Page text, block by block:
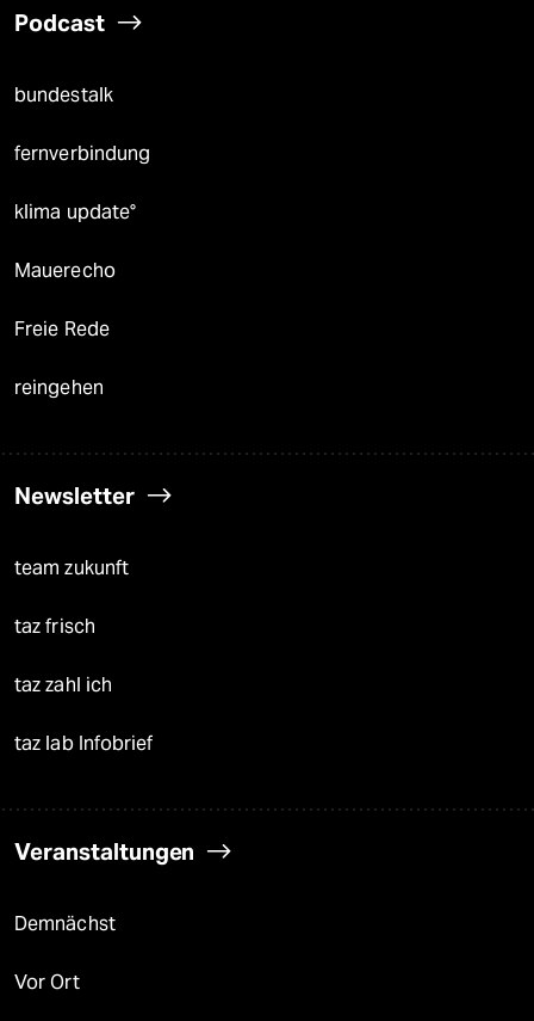
Podcast
bundestalk
fernverbindung
klima update°
Mauerecho
Freie Rede
reingehen
Newsletter
team zukunft
taz frisch
taz zahl ich
taz lab Infobrief
Veranstaltungen
Demnächst
Vor Ort